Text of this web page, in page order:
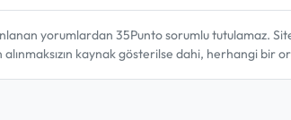
yorumlardan 35Punto sorumlu tutulamaz.
kaynak gösterilse dahi, herhangi bir